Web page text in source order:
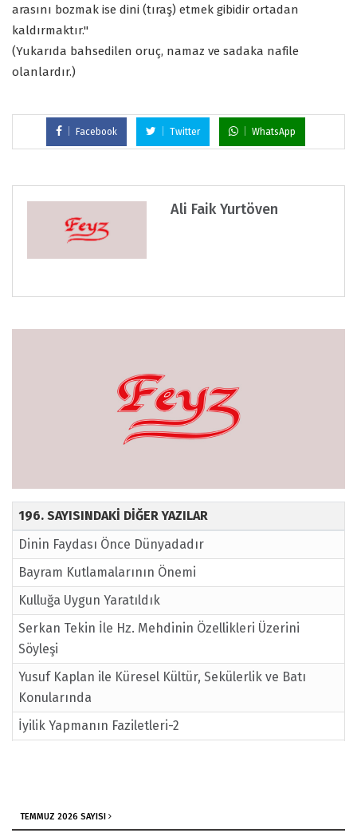
arasını bozmak ise dini (tıraş) etmek gibidir ortadan
kaldırmaktır."
(Yukarıda bahsedilen oruç, namaz ve sadaka nafile
olanlardır.)
Facebook Twitter WhatsApp
Ali Faik Yurtöven
196. SAYISINDAKİ DİĞER YAZILAR
Dinin Faydası Önce Dünyadadır
Bayram Kutlamalarının Önemi
Kulluğa Uygun Yaratıldık
Serkan Tekin İle Hz. Mehdinin Özellikleri Üzerini
Söyleşi
Yusuf Kaplan ile Küresel Kültür, Sekülerlik ve Batı
Konularında
İyilik Yapmanın Faziletleri-2
TEMMUZ 2026 SAYISI